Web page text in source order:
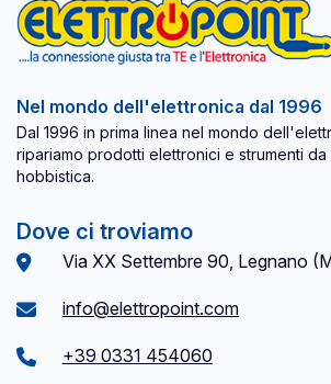
Nel mondo dell'elettronica dal 1996
Dal 1996 in prima linea nel mondo
ripariamo prodotti elettronici e strumenti
hobbistica.
Dove ci troviamo
Via XX Settembre 90, Legnano
info@elettropoint.com
+39 0331 454060